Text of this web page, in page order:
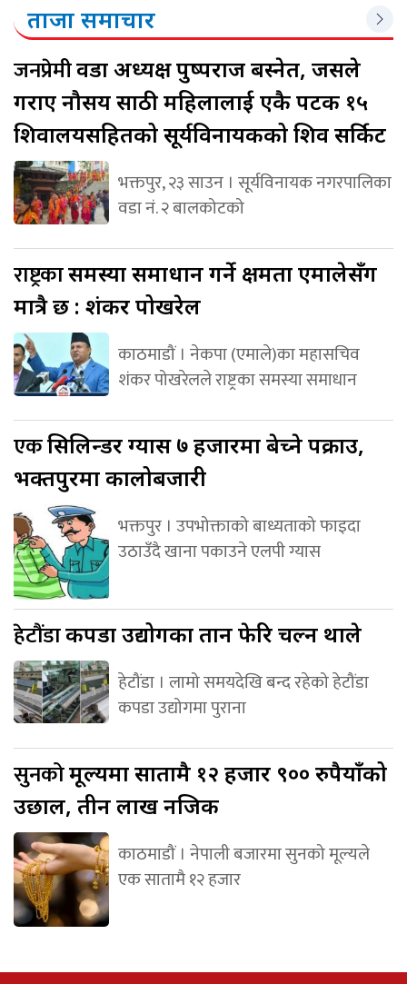
ताजा समाचार
जनप्रेमीवडा अध्यक्ष पुष्पराज बस्नेत, जसले
गराए नौसय साठी महिलालाई एकै पटक १५
शिवालयसहितको सूर्यविनायकको शिव सर्किट
भक्तपुर, २३ साउन । सूर्यविनायक नगरपालिका
वडा नं. २ बालकोटको
राष्ट्रकासमस्या समाधान गर्ने क्षमता एमालेसँग
मात्रै छ : शंकर पोखरेल
काठमाडौं । नेकपा (एमाले)का महासचिव
शंकर पोखरेलले राष्ट्रका समस्या समाधान
एकसिलिन्डर ग्यास ७ हजारमा बेच्ने पक्राउ,
भक्तपुरमा कालोबजारी
भक्तपुर । उपभोक्ताको बाध्यताको फाइदा
उठाउँदै खाना पकाउने एलपी ग्यास
हेटौंडाकपडा उद्योगका तान फेरि चल्न थाले
हेटौंडा । लामो समयदेखि बन्द रहेको हेटौंडा
कपडा उद्योगमा पुराना
सुनकोमूल्यमा सातामै १२ हजार ९०० रुपैयाँको
उछाल, तीन लाख नजिक
काठमाडौं । नेपाली बजारमा सुनको मूल्यले
एक सातामै १२ हजार